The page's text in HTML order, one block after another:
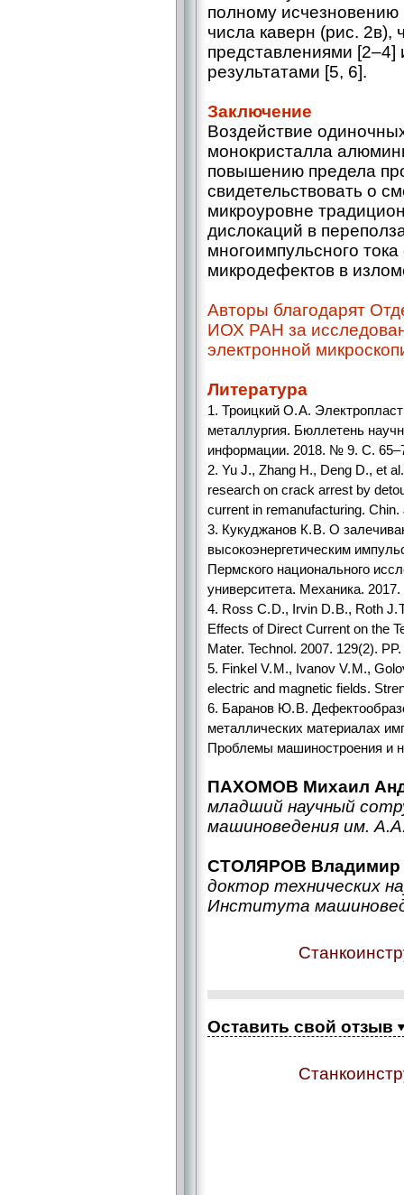
полному
числа каверн (рис. 2в),
представления­ми
результатами [5, 6].
Заключение
Воздействие
монокристалла
повышению предела
свидетельствовать о
микроуровне
дислокаций в
многоимпульсного
микродефектов в
Авторы благодарят
ИОХ РАН за
электронной
Литература
1. Троицкий О. А.
металлургия. Бюллетень
информации. 2018. № 9. С.
2. Yu J., Zhang H., Deng D., et
research on crack arrest by
current in remanufacturing.
3. Кукуджанов К. В. О
высокоэнергетическим
Пермского национального
университета. Механика.
4. Ross C. D., Irvin D. B., Roth J.
Effects of Direct Current on the
Mater. Technol. 2007. 129(2).
5. Finkel V. M., Ivanov V. M.,
electric and magnetic fields.
6. Баранов Ю. В.
металлических материалах
Проблемы машиностроения и
ПАХОМОВ Михаил
младший научный
машиноведения им.
СТОЛЯРОВ Владимир
доктор технических
Института
Оставить свой отзыв